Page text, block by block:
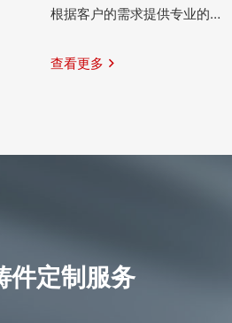
根据客户的需求提供专业的…
查看更多
件定制服务